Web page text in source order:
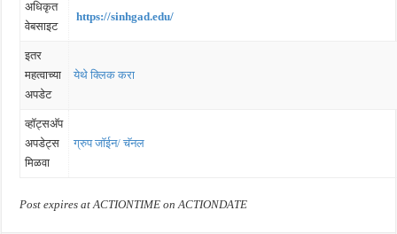
अधिकृत
वेबसाइट
https://sinhgad.edu/
इतर
महत्वाच्या
अपडेट
येथे क्लिक करा
व्हॉट्सअ‍ॅप
अपडेट्स
मिळवा
ग्रुप जॉईन/ चॅनल
Post expires at ACTIONTIME on ACTIONDATE